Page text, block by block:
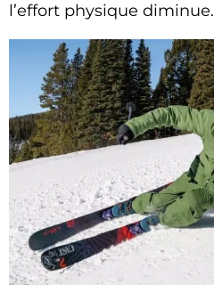
l’effort physique diminue.